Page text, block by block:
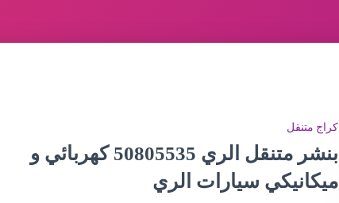
كراج متنقل
بنشر متنقل الري 50805535‬ كهربائي و
ميكانيكي سيارات الري